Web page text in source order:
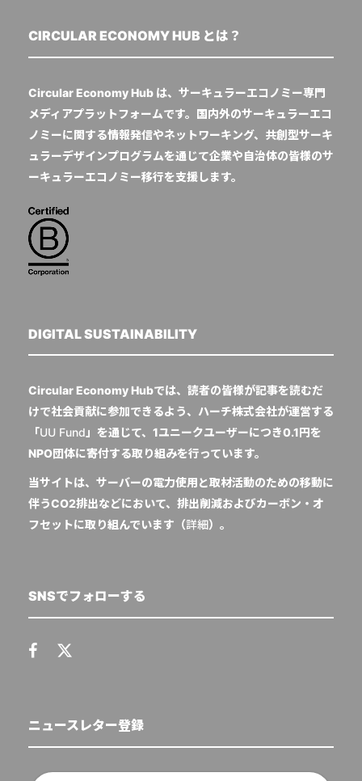
CIRCULAR ECONOMY HUB とは？
Circular Economy Hub は、サーキュラーエコノミー専門
メディアプラットフォームです。国内外のサーキュラーエコ
ノミーに関する情報発信やネットワーキング、共創型サーキ
ュラーデザインプログラムを通じて企業や自治体の皆様のサ
ーキュラーエコノミー移行を支援します。
DIGITAL SUSTAINABILITY
Circular Economy Hubでは、読者の皆様が記事を読むだ
けで社会貢献に参加できるよう、ハーチ株式会社が運営する
「UU Fund 」を通じて、1ユニークユーザーにつき0.1円を
NPO団体に寄付する取り組みを行っています。
当サイトは、サーバーの電力使用と取材活動のための移動に
伴うCO2排出などにおいて、排出削減およびカーボン・オ
フセットに取り組んでいます（詳細）。
SNSでフォローする
ニュースレター登録